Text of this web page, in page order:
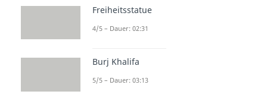
Freiheitsstatue
4/5 – Dauer: 02:31
Burj Khalifa
5/5 – Dauer: 03:13